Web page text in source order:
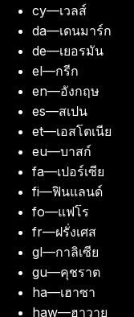
cy—เวลส์
da—เดนมาร์ก
de—เยอรมัน
el—กรีก
en—อังกฤษ
es—สเปน
et—เอสโตเนีย
eu—บาสก์
fa—เปอร์เซีย
fi—ฟินแลนด์
fo—แฟโร
fr—ฝรั่งเศส
gl—กาลิเซีย
gu—คุชราต
ha—เฮาซา
haw—ฮาวาย